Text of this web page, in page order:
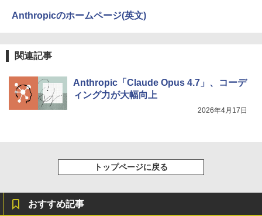
Anthropicのホームページ(英文)
関連記事
Anthropic「Claude Opus 4.7」、コーデ
ィング力が大幅向上
2026年4月17日
トップページに戻る
おすすめ記事